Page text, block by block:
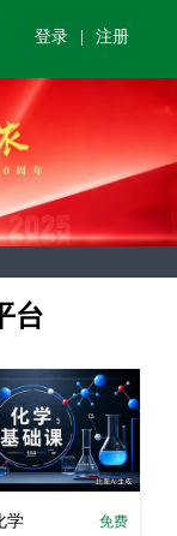
登录 注册
台
学 免费